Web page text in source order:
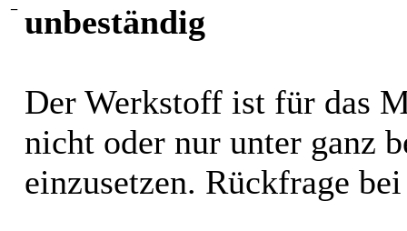
− unbeständig
Der Werkstoff ist für das
nicht oder nur unter ganz
einzusetzen. Rückfrage